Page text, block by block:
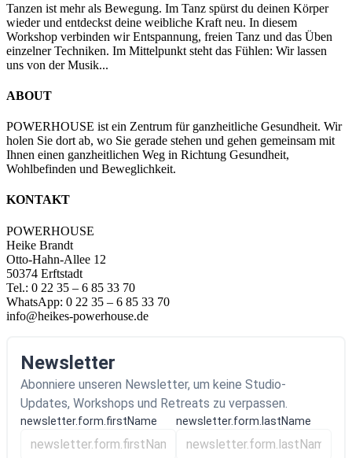
Tanzen ist mehr als Bewegung. Im Tanz spürst du deinen Körper
wieder und entdeckst deine weibliche Kraft neu. In diesem
Workshop verbinden wir Entspannung, freien Tanz und das Üben
einzelner Techniken. Im Mittelpunkt steht das Fühlen: Wir lassen
uns von der Musik...
ABOUT
POWERHOUSE ist ein Zentrum für ganzheitliche Gesundheit. Wir
holen Sie dort ab, wo Sie gerade stehen und gehen gemeinsam mit
Ihnen einen ganzheitlichen Weg in Richtung Gesundheit,
Wohlbefinden und Beweglichkeit.
KONTAKT
POWERHOUSE
Heike Brandt
Otto-Hahn-Allee 12
50374 Erftstadt
Tel.: 0 22 35 – 6 85 33 70
WhatsApp: 0 22 35 – 6 85 33 70
info@heikes-powerhouse.de
Newsletter
Abonniere unseren Newsletter, um keine Studio-
Updates, Workshops und Retreats zu verpassen.
newsletter.form.firstName newsletter.form.lastName